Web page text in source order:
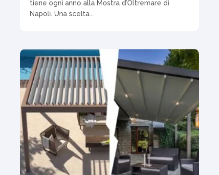
tiene ogni anno alla Mostra d’Oltremare di
Napoli. Una scelta...